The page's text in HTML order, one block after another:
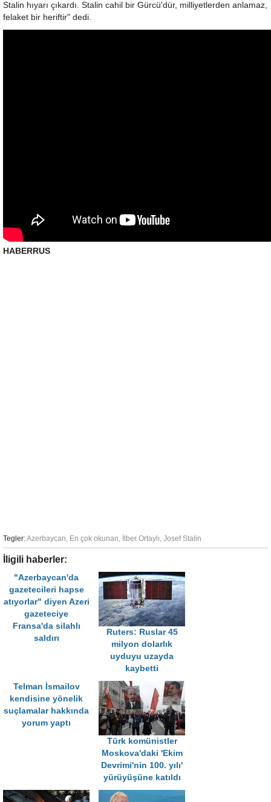
Stalin hıyarı çıkardı. Stalin cahil bir Gürcü'dür, milliyetlerden anlamaz,
felaket bir heriftir" dedi.
HABERRUS
Tegler:Azerbaycan, En çok okunan, İlber Ortaylı, Josef Stalin
İligili haberler:
"Azerbaycan'da
gazetecileri hapse
atıyorlar" diyen Azeri
gazeteciye
Fransa'da silahlı
saldırı
Ruters: Ruslar 45
milyon dolarlık
uyduyu uzayda
kaybetti
Telman İsmailov
kendisine yönelik
suçlamalar hakkında
yorum yaptı
Türk komünistler
Moskova'daki 'Ekim
Devrimi'nin 100. yılı'
yürüyüşüne katıldı